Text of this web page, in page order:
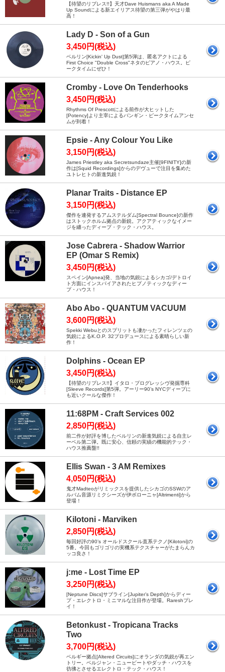
【待望のリプレス!!】天才Dave Huismans aka A Made
Up Soundによる新エイリアス待望の第三弾がやはり最
高！
Lady D - Son of a Gun
3,450円(税込)
ベルリン[Kickin' Up Dust]第5弾は、匿名アクトによる
First Choice "Double Cross"ネタのピアノ・ハウス。ピ
ークタイムにぜひ！
Cromby - Love On Tenderhooks
3,450円(税込)
Rhythms Of Prescottによる前作が大ヒットした
[Potency]より主宰によるバンギン・ピークタイムアンセ
ムが到着！
Epsie - Any Colour You Like
3,150円(税込)
James Priestley aka Secretsundaze主催[9FINITY]の新
作は[Squid Recordings]からのデヴューで注目を集めた
ユトレヒトの新進気鋭！
Planar Traits - Distance EP
3,150円(税込)
傑作を連発するアムステルダム[Spectral Bounce]の新作
はストックホルム拠点の新鋭。アクアティックなイメー
ジを纏ったディープ・テック・ハウス。
Jose Cabrera - Shadow Warrior
EP (Omar S Remix)
3,450円(税込)
スペイン[Apnea]発、当地の気鋭によるシカゴ/デトロイ
ト方面にインスパイアされたヒプノティックなディー
プ・ハウス！
Abo Abo - QUANTUM VACUUM
3,600円(税込)
Spekki Webuとのスプリットも凄かったフィレンツェの
気鋭によるK.O.P. 32プロデュースによる素晴らしい新
作！
Dolphins - Ocean EP
3,450円(税込)
【待望のリプレス!!】イタロ・プログレッシヴ発掘専科
[Sleeve Records]第5弾。アーリー90’s NYCディープに
も近いクールな傑作！
11:68PM - Craft Services 002
2,850円(税込)
前二作が好評を博したベルリンの新進気鋭による自主レ
ーベル第二弾。既に安心、信頼の実績の機能的テック・
ハウス推薦盤!!
Ellis Swan - 3 AM Remixes
4,050円(税込)
鬼才Madteoがリミックスを提供したシカゴのSSWのア
ルバム音源リミクシーズが伊ボローニャ[Altrimenti]から
登場！
Kilotoni - Marviken
2,850円(税込)
毎回好評の90’s オールドスクール直系テクノ[Kilotoni]の
5番。今回もゴリゴリの実機系テクスチャーがたまらんカ
ッコ良さ！
j:me - Lost Time EP
3,250円(税込)
[Neptune Discs]サブライン[Jupiter’s Depth]からディー
プ・エレクトロ・ミニマルな注目作が登場。Rareshプレ
イ！
Betonkust - Tropicana Tracks
Two
3,700円(税込)
ベルギー拠点[Altered Circuits]にオランダの気鋭が再エン
トリー。ベルジャン・ニュービートやダッチ・ハウスを
彷彿とさせるエレクトロ・テック・ハウス！